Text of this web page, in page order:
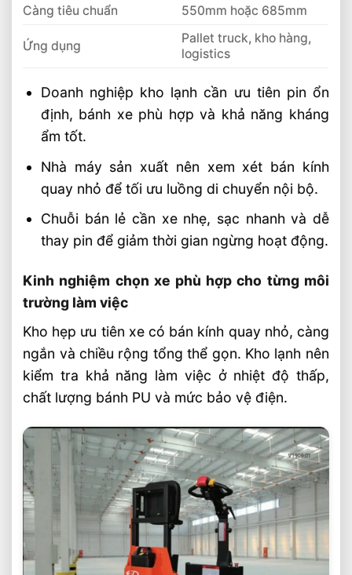
Càng tiêu chuẩn
550mm hoặc 685mm
Ứng dụng
Pallet truck, kho hàng,
logistics
Doanh nghiệp kho lạnh cần ưu tiên pin ổn
định, bánh xe phù hợp và khả năng kháng
ẩm tốt.
Nhà máy sản xuất nên xem xét bán kính
quay nhỏ để tối ưu luồng di chuyển nội bộ.
Chuỗi bán lẻ cần xe nhẹ, sạc nhanh và dễ
thay pin để giảm thời gian ngừng hoạt động.
Kinh nghiệm chọn xe phù hợp cho từng môi
trường làm việc
Kho hẹp ưu tiên xe có bán kính quay nhỏ, càng
ngắn và chiều rộng tổng thể gọn. Kho lạnh nên
kiểm tra khả năng làm việc ở nhiệt độ thấp,
chất lượng bánh PU và mức bảo vệ điện.